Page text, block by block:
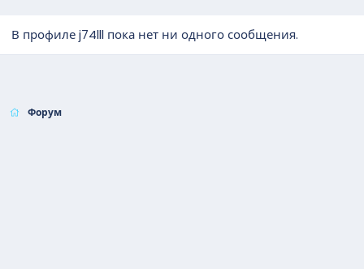
В профиле j74lll пока нет ни одного сообщения.
Форум